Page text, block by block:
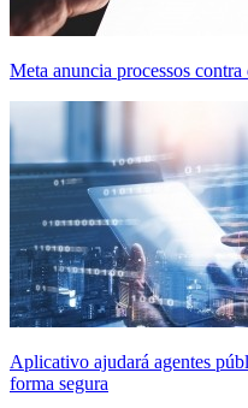
Meta anuncia processos
Aplicativo ajudará agentes
forma segura